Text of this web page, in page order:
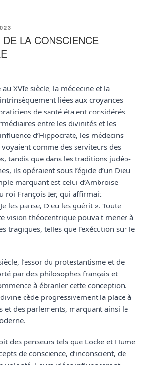
DE LA CONSCIENCE
XVIe siècle, la médecine et la
liées aux croyances
de santé étaient considérés
entre les divinités et les
d’Hippocrate, les médecins
voyaient comme des serviteurs des
tandis que dans les traditions judéo-
ils opéraient sous l’égide d’un Dieu
marquant est celui d’Ambroise
roi François Ier, qui affirmait
les panse, Dieu les guérit ». Toute
vision théocentrique pouvait mener à
tragiques, telles que l’exécution sur le
l’essor du protestantisme et de
par des philosophes français et
à ébranler cette conception.
cède progressivement la place à
et des parlements, marquant ainsi le
des penseurs tels que Locke et Hume
de conscience, d’inconscient, de